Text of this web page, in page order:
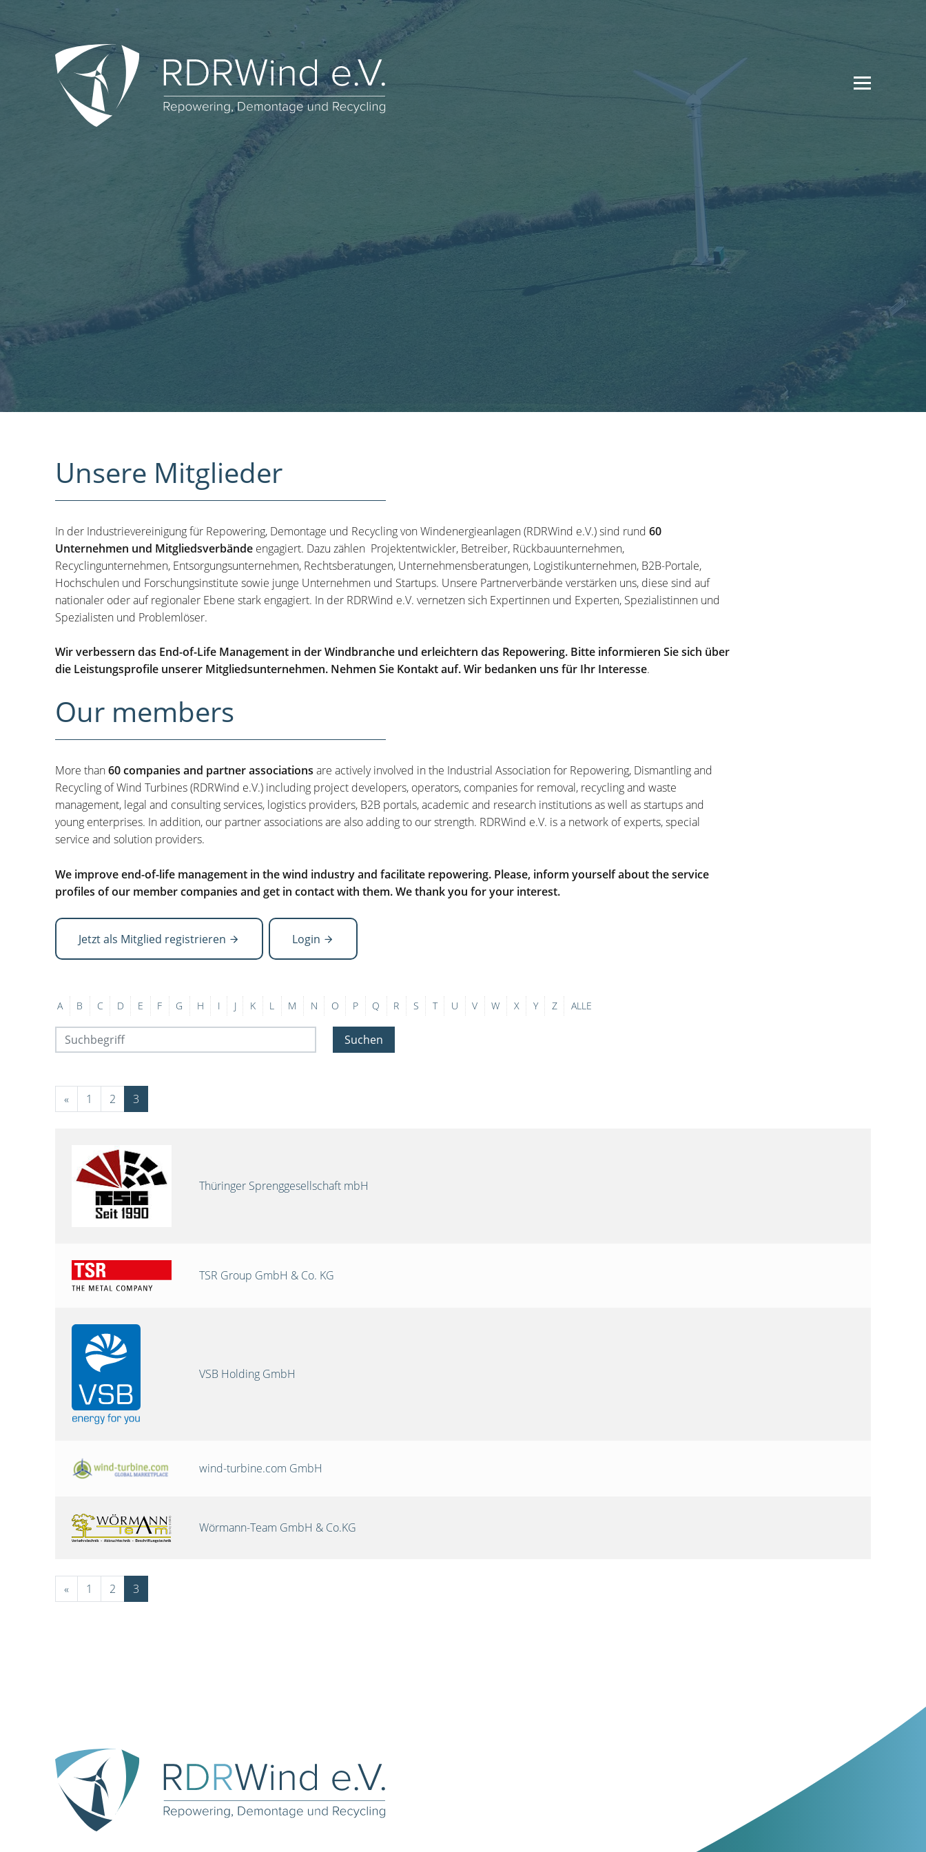
Unsere Mitglieder
In der Industrievereinigung für Repowering, Demontage und Recycling von Windenergieanlagen (RDRWind e.V.) sind rund 60
Unternehmen und Mitgliedsverbände engagiert. Dazu zählen Projektentwickler, Betreiber, Rückbauunternehmen,
Recyclingunternehmen, Entsorgungsunternehmen, Rechtsberatungen, Unternehmensberatungen, Logistikunternehmen, B2B-Portale,
Hochschulen und Forschungsinstitute sowie junge Unternehmen und Startups. Unsere Partnerverbände verstärken uns, diese sind auf
nationaler oder auf regionaler Ebene stark engagiert. In der RDRWind e.V. vernetzen sich Expertinnen und Experten, Spezialistinnen und
Spezialisten und Problemlöser.
Wir verbessern das End-of-Life Management in der Windbranche und erleichtern das Repowering. Bitte informieren Sie sich über
die Leistungsprofile unserer Mitgliedsunternehmen. Nehmen Sie Kontakt auf. Wir bedanken uns für Ihr Interesse.
Our members
More than60 companies and partner associations are actively involved in the Industrial Association for Repowering, Dismantling and
Recycling of Wind Turbines (RDRWind e.V.) including project developers, operators, companies for removal, recycling and waste
management, legal and consulting services, logistics providers, B2B portals, academic and research institutions as well as startups and
young enterprises. In addition, our partner associations are also adding to our strength. RDRWind e.V. is a network of experts, special
service and solution providers.
We improve end-of-life management in the wind industry and facilitate repowering. Please, inform yourself about the service
profiles of our member companies and get in contact with them. We thank you for your interest.
Jetzt als Mitglied registrieren Login
A B C D E F G H I J K L M N O P Q R S T U V W X Y Z ALLE
Suchen
« 1 2 3
Thüringer Sprenggesellschaft mbH
TSR Group GmbH & Co. KG
VSB Holding GmbH
wind-turbine.com GmbH
Wörmann-Team GmbH & Co.KG
« 1 2 3